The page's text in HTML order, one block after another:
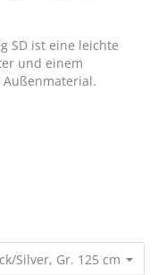
SD ist eine leichte
und einem
Außenmaterial.
Silver, Gr. 125 cm